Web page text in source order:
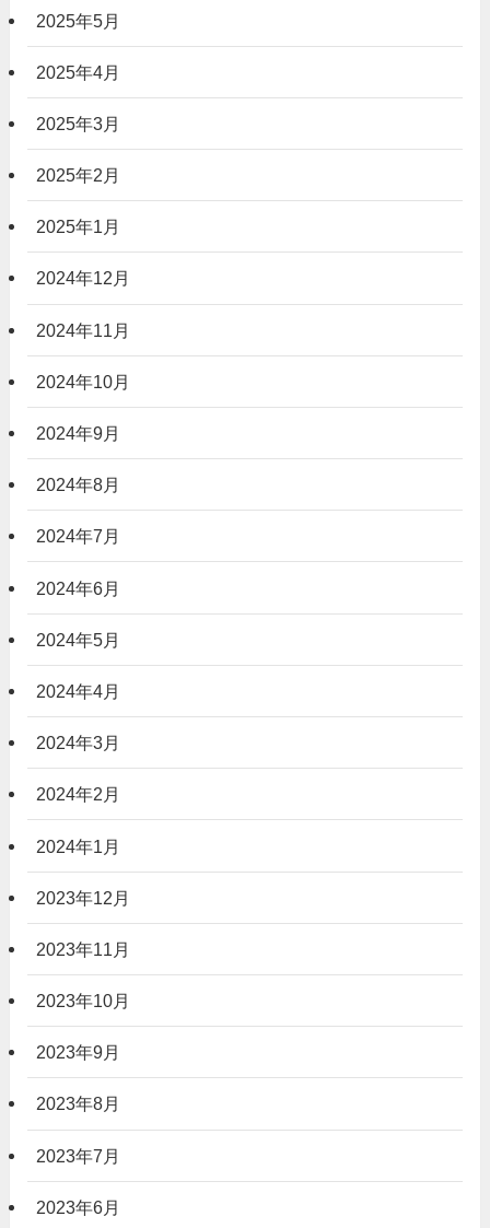
2025年5月
2025年4月
2025年3月
2025年2月
2025年1月
2024年12月
2024年11月
2024年10月
2024年9月
2024年8月
2024年7月
2024年6月
2024年5月
2024年4月
2024年3月
2024年2月
2024年1月
2023年12月
2023年11月
2023年10月
2023年9月
2023年8月
2023年7月
2023年6月